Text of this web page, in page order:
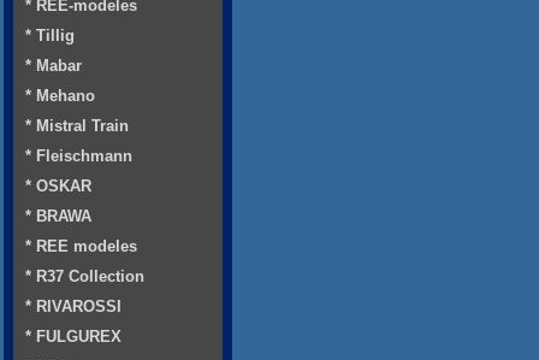
* REE-modeles
* Tillig
* Mabar
* Mehano
* Mistral Train
* Fleischmann
* OSKAR
* BRAWA
* REE modeles
* R37 Collection
* RIVAROSSI
* FULGUREX